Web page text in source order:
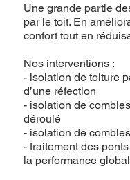
Une grande partie
par le toit. En
confort tout en
Nos interventions :
- isolation de toiture
d’une réfection
- isolation de
déroulé
- isolation de
- traitement des
la performance